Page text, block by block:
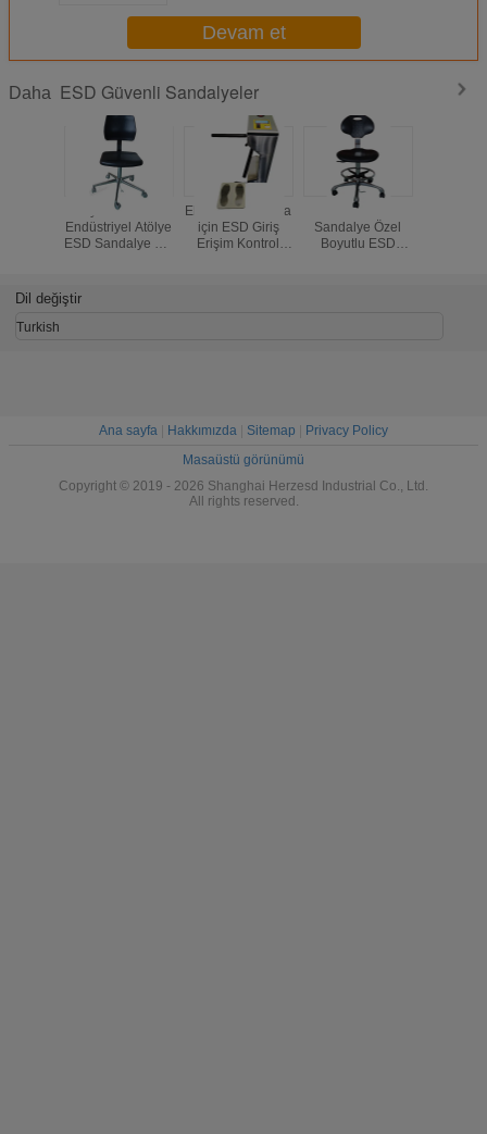
Devam et
Daha ESD Güvenli Sandalyeler
Toptan PU
Döndürülebilir
Köpük ESD
Elektronik Fabrika
için ESD Giriş
Erişim Kontrol
Laboratuvar
Fabrika Ofis
Ayarlanabilir
Dil değiştir
Turkish
Ana sayfa Hakkımızda Sitemap
Privacy Policy
Masaüstü görünümü
Copyright © 2019 - 2026 Shanghai Herzesd Industrial Co., Ltd.
All rights reserved.